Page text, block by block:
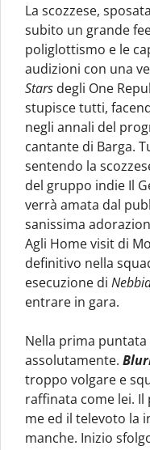
La scozzese,
subito un grande
poliglottismo e le
audizioni con una
Stars degli One
stupisce tutti,
negli annali del
cantante di Barga.
sentendo la
del gruppo indie Il
verrà amata dal
sanissima
Agli Home visit di
definitivo nella
esecuzione di
entrare in gara.
Nella prima
assolutamente.
troppo volgare e
raffinata come lei.
me ed il televoto la
manche. Inizio